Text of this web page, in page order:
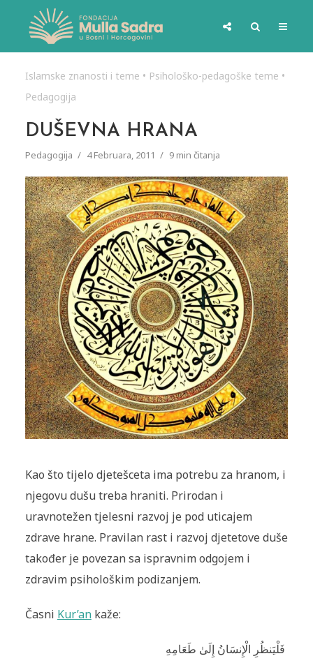
Islamske znanosti i teme • Psihološko-pedagoške teme •
Pedagogija
DUŠEVNA HRANA
Pedagogija 4 Februara, 2011 9 min čitanja
Kao što tijelo djetešceta ima potrebu za hranom, i
njegovu dušu treba hraniti. Prirodan i
uravnotežen tjelesni razvoj je pod uticajem
zdrave hrane. Pravilan rast i razvoj djetetove duše
također je povezan sa ispravnim odgojem i
zdravim psihološkim podizanjem.
Časni Kur’ankaže: